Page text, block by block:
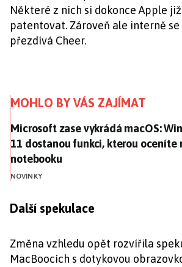
Některé z nich si dokonce Apple
patentovat. Zároveň ale interně
přezdívá Cheer.
MOHLO BY VÁS ZAJÍMAT
Microsoft zase vykrádá macOS:
Microsoft zase vykrádá macOS:
11 dostanou funkci, kterou oceníte
notebooku
NOVINKY
Další spekulace
Změna vzhledu opět rozvířila
MacBoocích s dotykovou